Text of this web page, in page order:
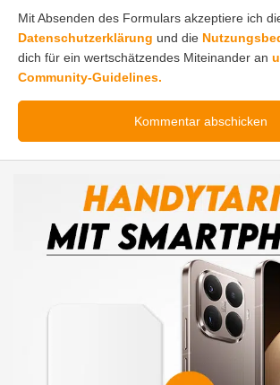
Mit Absenden des Formulars akzeptiere ich
Datenschutzerklärung und die
dich für ein wertschätzendes Miteinander an
Community-Guidelines.